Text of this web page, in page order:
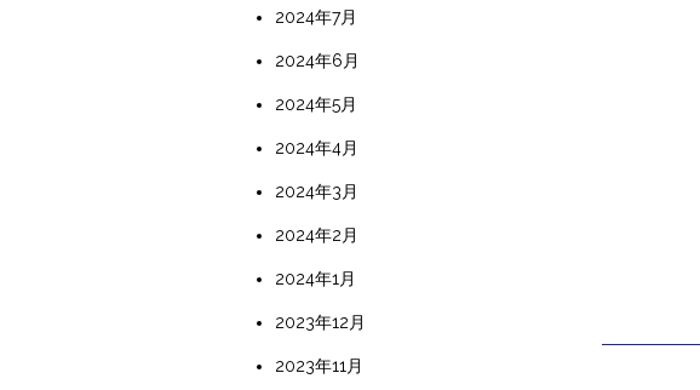
2024年7月
2024年6月
2024年5月
2024年4月
2024年3月
2024年2月
2024年1月
2023年12月
2023年11月